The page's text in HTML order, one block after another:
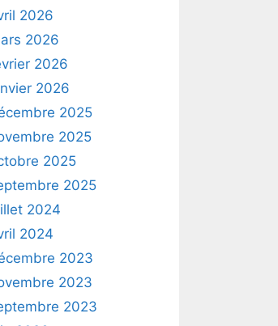
2026
2026
2026
2026
2025
2025
2025
2025
2024
2024
2023
2023
2023